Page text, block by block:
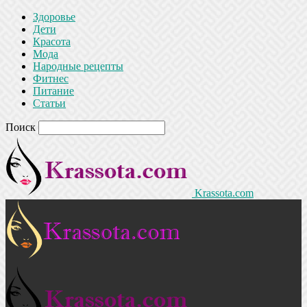
Здоровье
Дети
Красота
Мода
Народные рецепты
Фитнес
Питание
Статьи
Поиск
Krassota.com